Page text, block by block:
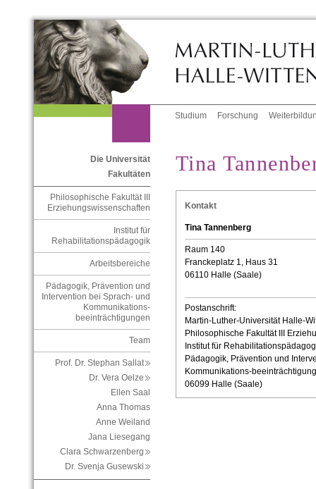
Studium Forschung
Die Universität
Fakultäten
Philosophische Fakultät III
Erziehungswissenschaften
Institut für
Rehabilitationspädagogik
Arbeitsbereiche
Pädagogik, Prävention und
Intervention bei Sprach- und
Kommunikations-
beeinträchtigungen
Team
Prof. Dr. Stephan Sallat
Dr. Vera Oelze
Ellen Saal
Anna Thomas
Anne Weiland
Jana Liesegang
Clara Schwarzenberg
Dr. Svenja Gusewski
Tina
Kontakt
Tina Tannenberg
Raum 140
Franckeplatz 1, Haus 31
06110 Halle (Saale)
Postanschrift:
Martin-Luther-Universität Halle-
Philosophische Fakultät III
Institut für
Pädagogik, Prävention und
Kommunikations-
06099 Halle (Saale)